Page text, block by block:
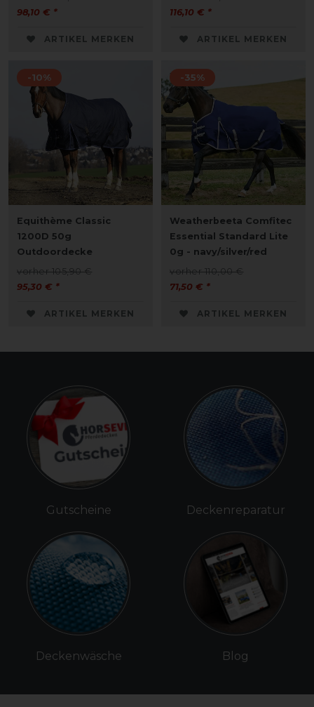
98,10 € *
ARTIKEL MERKEN
116,10 € *
ARTIKEL MERKEN
-10%
Equithème Classic
1200D 50g
Outdoordecke
vorher 105,90 €
95,30 € *
ARTIKEL MERKEN
-35%
Weatherbeeta Comfitec
Essential Standard Lite
0g - navy/silver/red
vorher 110,00 €
71,50 € *
ARTIKEL MERKEN
Gutscheine
Deckenwäsche
Deckenreparatur
Blog